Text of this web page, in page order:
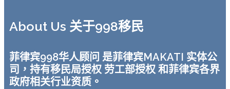
About Us 关于998移民
菲律宾998华人顾问 是菲律宾MAKATI 实体公
司，持有移民局授权 劳工部授权 和菲律宾各界
政府相关行业资质。